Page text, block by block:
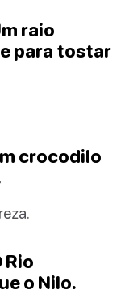
raio
para tostar
crocodilo
Rio
o Nilo.